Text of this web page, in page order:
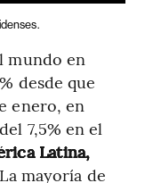
mundo en
desde que
enero, en
7,5% en el
Latina,
La mayoría de